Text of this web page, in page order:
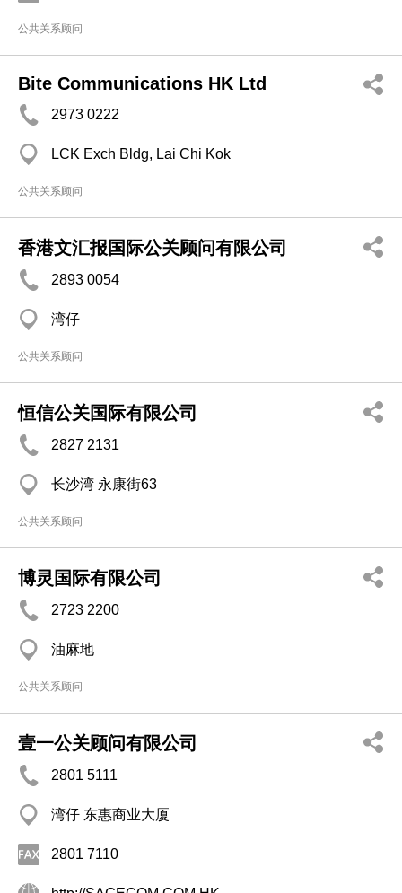
公共关系顾问
Bite Communications HK Ltd
2973 0222
LCK Exch Bldg, Lai Chi Kok
公共关系顾问
香港文汇报国际公关顾问有限公司
2893 0054
湾仔
公共关系顾问
恒信公关国际有限公司
2827 2131
长沙湾 永康街63
公共关系顾问
博灵国际有限公司
2723 2200
油麻地
公共关系顾问
壹一公关顾问有限公司
2801 5111
湾仔 东惠商业大厦
2801 7110